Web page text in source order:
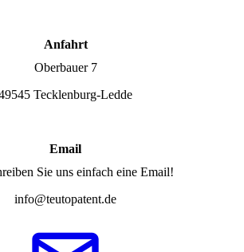
Anfahrt
Oberbauer 7
Tecklenburg-Ledde
Email
Sie uns einfach eine Email!
info@teutopatent.de